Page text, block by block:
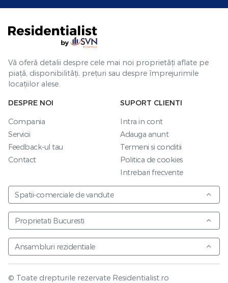
Vă oferă detalii despre cele mai noi proprietăți aflate pe
piață, disponibilități, prețuri sau despre împrejurimile
locațiilor alese.
DESPRE NOI
Compania
Servicii
Feedback-ul tau
Contact
SUPORT CLIENTI
Intra in cont
Adauga anunt
Termeni si conditii
Politica de cookies
Intrebari frecvente
Spatii-comerciale de vandute
Proprietati Bucuresti
Ansambluri rezidentiale
© Toate drepturile rezervate Residentialist.ro